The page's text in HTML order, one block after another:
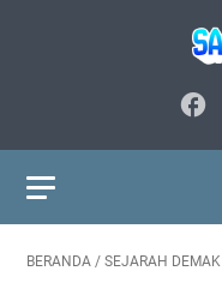
BERANDA / SEJARAH DEMAK